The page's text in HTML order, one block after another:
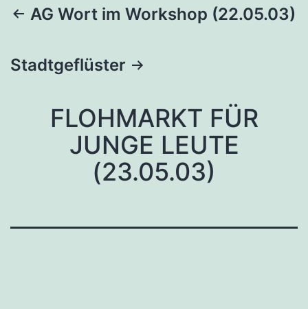
Beitragsnavigation
AG Wort im Workshop (22.05.03)
Stadtgeflüster
FLOHMARKT FÜR
JUNGE LEUTE
(23.05.03)